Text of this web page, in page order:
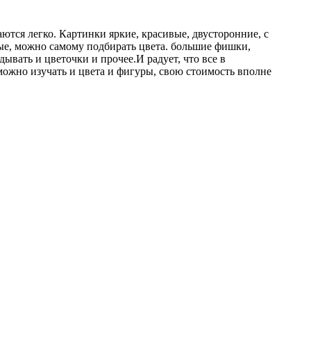
легко. Картинки яркие, красивые, двусторонние, с
можно самому подбирать цвета. большие фишки,
и цветочки и прочее.И радует, что все в
изучать и цвета и фигуры, свою стоимость вполне